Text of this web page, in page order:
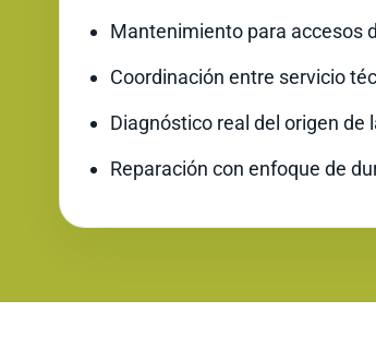
Mantenimiento para accesos
Coordinación entre servicio
Diagnóstico real del origen de
Reparación con enfoque de